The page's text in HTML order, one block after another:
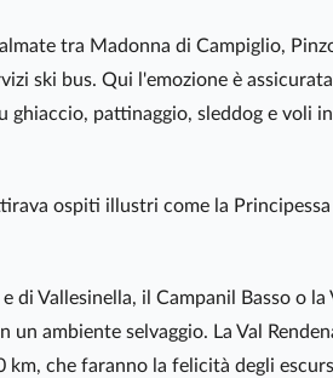
tra Madonna di Campiglio,
ski bus. Qui l'emozione è
ghiaccio, pattinaggio, sleddog e voli in
ospiti illustri come la Principessa
di Vallesinella, il Campanil Basso o la
ambiente selvaggio. La Val
che faranno la felicità degli